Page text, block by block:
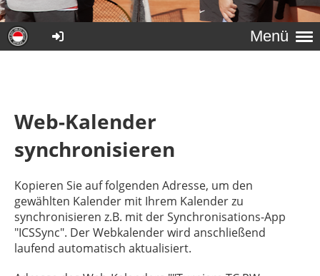
Menü
Web-Kalender
synchronisieren
Kopieren Sie auf folgenden Adresse, um den
gewählten Kalender mit Ihrem Kalender zu
synchronisieren z.B. mit der Synchronisations-App
"ICSSync". Der Webkalender wird anschließend
laufend automatisch aktualisiert.